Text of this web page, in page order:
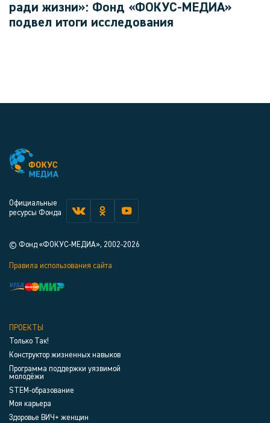
ради жизни»: Фонд «ФОКУС-МЕДИА»
подвел итоги исследования
Официальные
ресурсы Фонда
© Фонд «ФОКУС-МЕДИА», 2002-2026
Правила использования сайта
ПРОЕКТЫ
Только Так!
Конструктор жизненных навыков
Программа поддержки уязвимой
молодёжи
STEM-образование
Моя карьера
Здоровье ВИЧ+ женщин